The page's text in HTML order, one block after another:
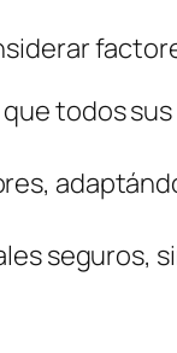
que todos
seguros,